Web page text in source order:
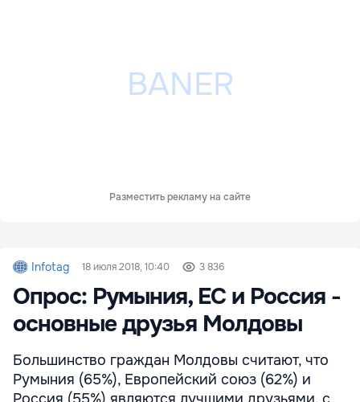
Разместить рекламу на сайте
Infotag 18 июля 2018, 10:40 3 836
Опрос: Румыния, ЕС и Россия -
основные друзья Молдовы
Большинство граждан Молдовы считают, что
Румыния (65%), Европейский союз (62%) и